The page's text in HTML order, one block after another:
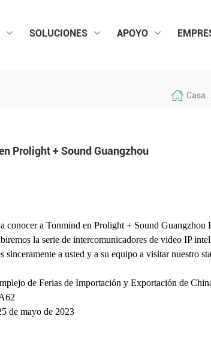
SOLUCIONES APOYO
Casa
Prolight + Sound Guangzhou
conocer a Tonmind en Prolight + Sound Guangzhou
la serie de intercomunicadores de video IP
sinceramente a usted y a su equipo a visitar nuestro
de Ferias de Importación y Exportación de
de mayo de 2023